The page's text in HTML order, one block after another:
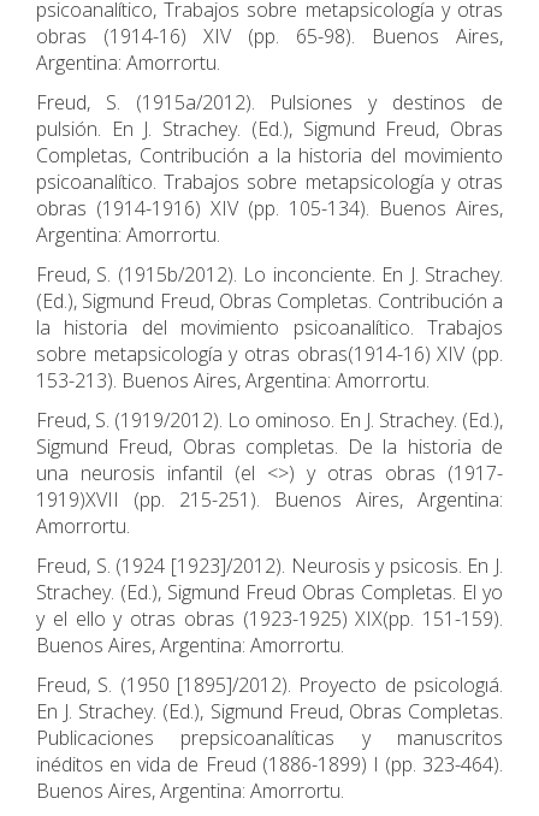
psicoanalítico, Trabajos sobre metapsicología y otras
obras (1914-16) XIV (pp. 65-98). Buenos Aires,
Argentina: Amorrortu.
Freud, S. (1915a/2012). Pulsiones y destinos de
pulsión. En J. Strachey. (Ed.), Sigmund Freud, Obras
Completas, Contribución a la historia del movimiento
psicoanalítico. Trabajos sobre metapsicología y otras
obras (1914-1916) XIV (pp. 105-134). Buenos Aires,
Argentina: Amorrortu.
Freud, S. (1915b/2012). Lo inconciente. En J. Strachey.
(Ed.), Sigmund Freud, Obras Completas. Contribución a
la historia del movimiento psicoanalítico. Trabajos
sobre metapsicología y otras obras(1914-16) XIV (pp.
153-213). Buenos Aires, Argentina: Amorrortu.
Freud, S. (1919/2012). Lo ominoso. En J. Strachey. (Ed.),
Sigmund Freud, Obras completas. De la historia de
una neurosis infantil (el <>) y otras obras (1917-
1919)XVII (pp. 215-251). Buenos Aires, Argentina:
Amorrortu.
Freud, S. (1924 [1923]/2012). Neurosis y psicosis. En J.
Strachey. (Ed.), Sigmund Freud Obras Completas. El yo
y el ello y otras obras (1923-1925) XIX(pp. 151-159).
Buenos Aires, Argentina: Amorrortu.
Freud, S. (1950 [1895]/2012). Proyecto de psicologıá.
En J. Strachey. (Ed.), Sigmund Freud, Obras Completas.
Publicaciones prepsicoanalíticas y manuscritos
inéditos en vida de Freud (1886-1899) I (pp. 323-464).
Buenos Aires, Argentina: Amorrortu.